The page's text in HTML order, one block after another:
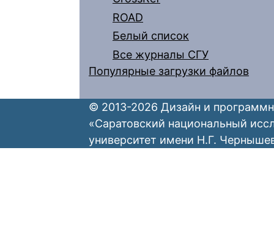
ROAD
Белый список
Все журналы СГУ
Популярные загрузки файлов
© 2013-2026 Дизайн и
«Саратовский национальный
университет имени Н.Г.